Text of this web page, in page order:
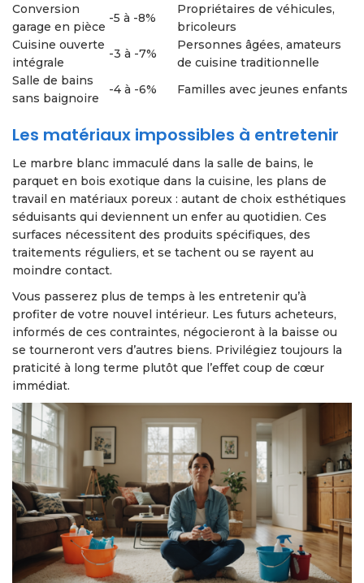
Conversion
garage en pièce
-5 à -8%
Propriétaires de véhicules,
bricoleurs
Cuisine ouverte
intégrale
-3 à -7%
Personnes âgées, amateurs
de cuisine traditionnelle
Salle de bains
sans baignoire
-4 à -6% Familles avec jeunes enfants
Les matériaux impossibles à entretenir
Le marbre blanc immaculé dans la salle de bains, le
parquet en bois exotique dans la cuisine, les plans de
travail en matériaux poreux : autant de choix esthétiques
séduisants qui deviennent un enfer au quotidien. Ces
surfaces nécessitent des produits spécifiques, des
traitements réguliers, et se tachent ou se rayent au
moindre contact.
Vous passerez plus de temps à les entretenir qu’à
profiter de votre nouvel intérieur. Les futurs acheteurs,
informés de ces contraintes, négocieront à la baisse ou
se tourneront vers d’autres biens. Privilégiez toujours la
praticité à long terme plutôt que l’effet coup de cœur
immédiat.